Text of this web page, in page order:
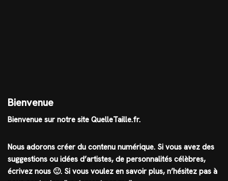
Bienvenue
Bienvenue sur notre site QuelleTaille.fr.
Nous adorons créer du contenu numérique. Si vous avez des
suggestions ou idées d’artistes, de personnalités célèbres,
écrivez nous 🙂. Si vous voulez en savoir plus, n’hésitez pas à